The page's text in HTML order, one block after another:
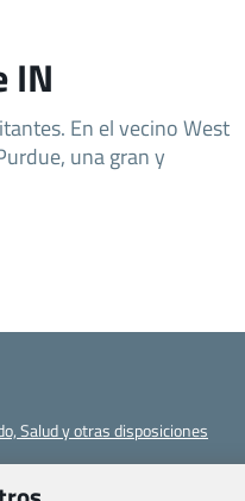
IN
En el vecino West
una gran y
Salud y otras disposiciones